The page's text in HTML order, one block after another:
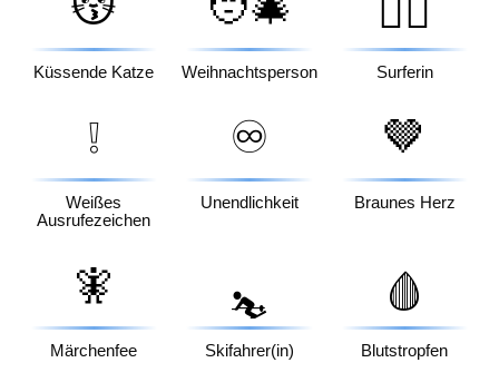
Küssende Katze Weihnachtsperson
🏄‍♀️
Surferin
❕
Weißes
Ausrufezeichen
♾️
Unendlichkeit
🤎
Braunes Herz
🧚
Märchenfee
⛷️
Skifahrer(in)
🩸
Blutstropfen